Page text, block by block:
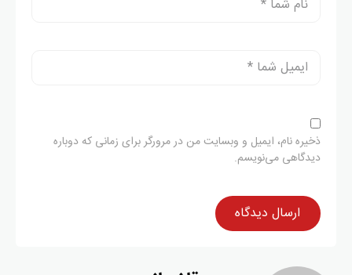
ذخیره نام، ایمیل و وبسایت من در مرورگر برای زمانی که دوباره
دیدگاهی می‌نویسم.